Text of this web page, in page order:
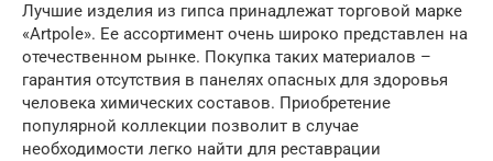
Лучшие изделия из гипса принадлежат торговой марке
«Artpole». Ее ассортимент очень широко представлен на
отечественном рынке. Покупка таких материалов –
гарантия отсутствия в панелях опасных для здоровья
человека химических составов. Приобретение
популярной коллекции позволит в случае
необходимости легко найти для реставрации